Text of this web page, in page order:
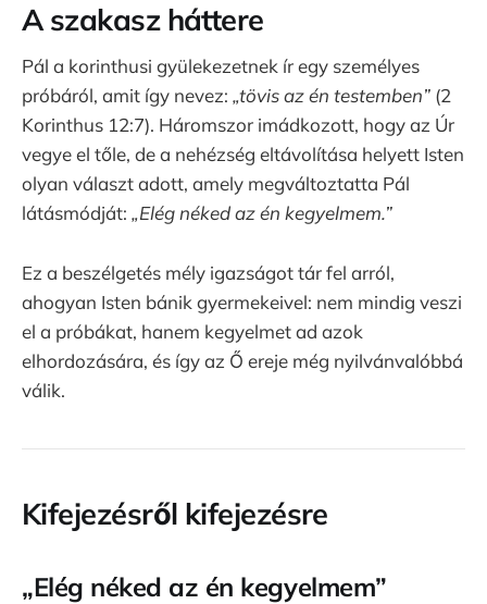
A szakasz háttere
Pál a korinthusi gyülekezetnek ír egy személyes
próbáról, amit így nevez: „tövis az én testemben” (2
Korinthus 12:7). Háromszor imádkozott, hogy az Úr
vegye el tőle, de a nehézség eltávolítása helyett Isten
olyan választ adott, amely megváltoztatta Pál
látásmódját: „Elég néked az én kegyelmem.”
Ez a beszélgetés mély igazságot tár fel arról,
ahogyan Isten bánik gyermekeivel: nem mindig veszi
el a próbákat, hanem kegyelmet ad azok
elhordozására, és így az Ő ereje még nyilvánvalóbbá
válik.
Kifejezésről kifejezésre
„Elég néked az én kegyelmem”